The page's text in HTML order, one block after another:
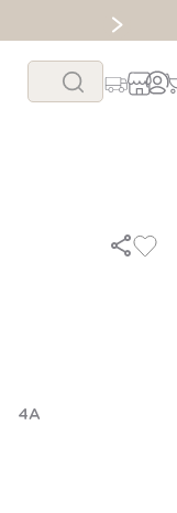
Buscar...
4A